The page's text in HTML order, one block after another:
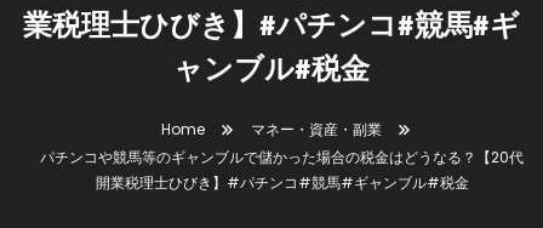
業税理士ひびき】#パチンコ#競馬#ギ
ャンブル#税金
Home
マネー・資産・副業
パチンコや競馬等のギャンブルで儲かった場合の税金はどうなる？【20代
開業税理士ひびき】#パチンコ#競馬#ギャンブル#税金